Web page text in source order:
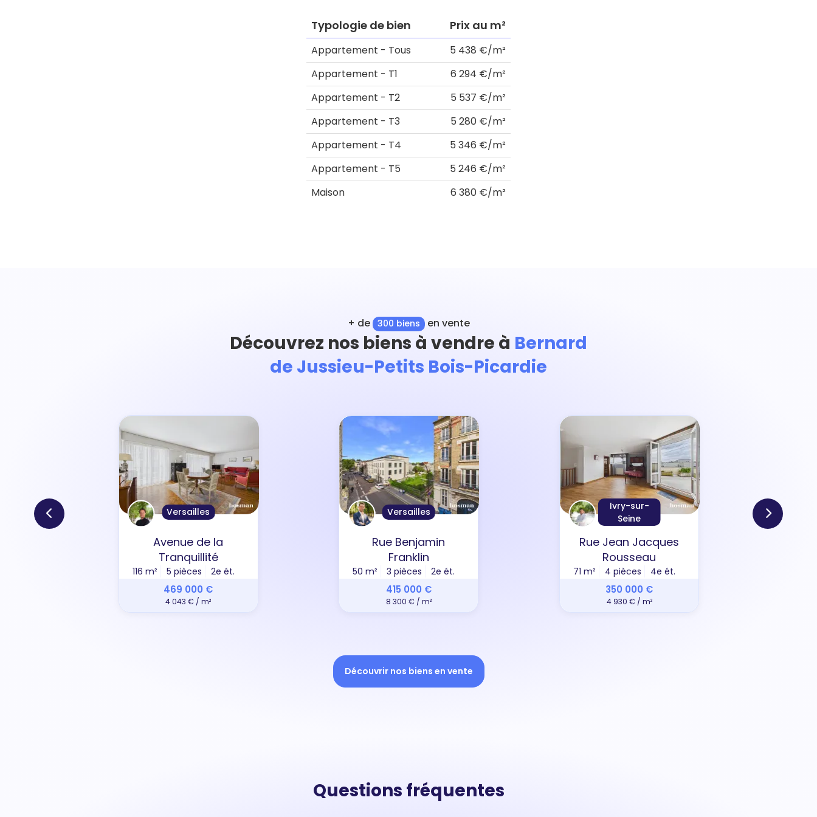
Typologie de bien Prix au m²
Appartement - Tous
5 438 €/m²
Appartement - T1
6 294 €/m²
Appartement - T2
5 537 €/m²
Appartement - T3
5 280 €/m²
Appartement - T4
5 346 €/m²
Appartement - T5
5 246 €/m²
Maison
6 380 €/m²
+ de 300 biens en vente
Découvrez nos biens à vendre à Bernard
de Jussieu-Petits Bois-Picardie
Versailles
Avenue de la
Tranquillité
116 m² 5 pièces 2e ét.
469 000 €
4 043 € / m²
Versailles
Rue Benjamin
Franklin
50 m² 3 pièces 2e ét.
415 000 €
8 300 € / m²
Ivry-sur-
Seine
Rue Jean Jacques
Rousseau
71 m² 4 pièces 4e ét.
350 000 €
4 930 € / m²
Découvrir nos biens en vente
Questions fréquentes